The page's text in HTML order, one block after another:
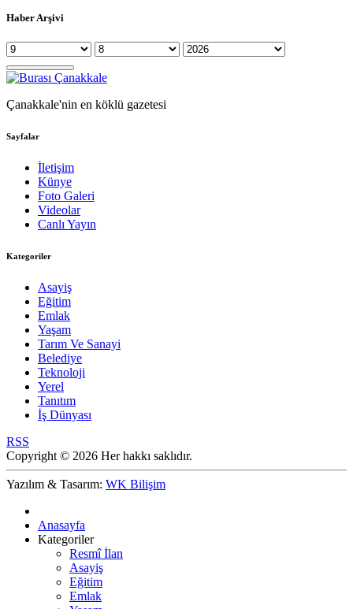
Haber Arşivi
Çanakkale'nin en köklü gazetesi
Sayfalar
İletişim
Künye
Foto Galeri
Videolar
Canlı Yayın
Kategoriler
Asayiş
Eğitim
Emlak
Yaşam
Tarım Ve Sanayi
Belediye
Teknoloji
Yerel
Tanıtım
İş Dünyası
RSS
Copyright © 2026 Her hakkı saklıdır.
Yazılım & Tasarım: WK Bilişim
Anasayfa
Kategoriler
Resmî İlan
Asayiş
Eğitim
Emlak